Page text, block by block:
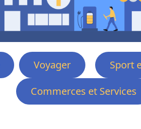
Voyager Sport
Commerces et Services